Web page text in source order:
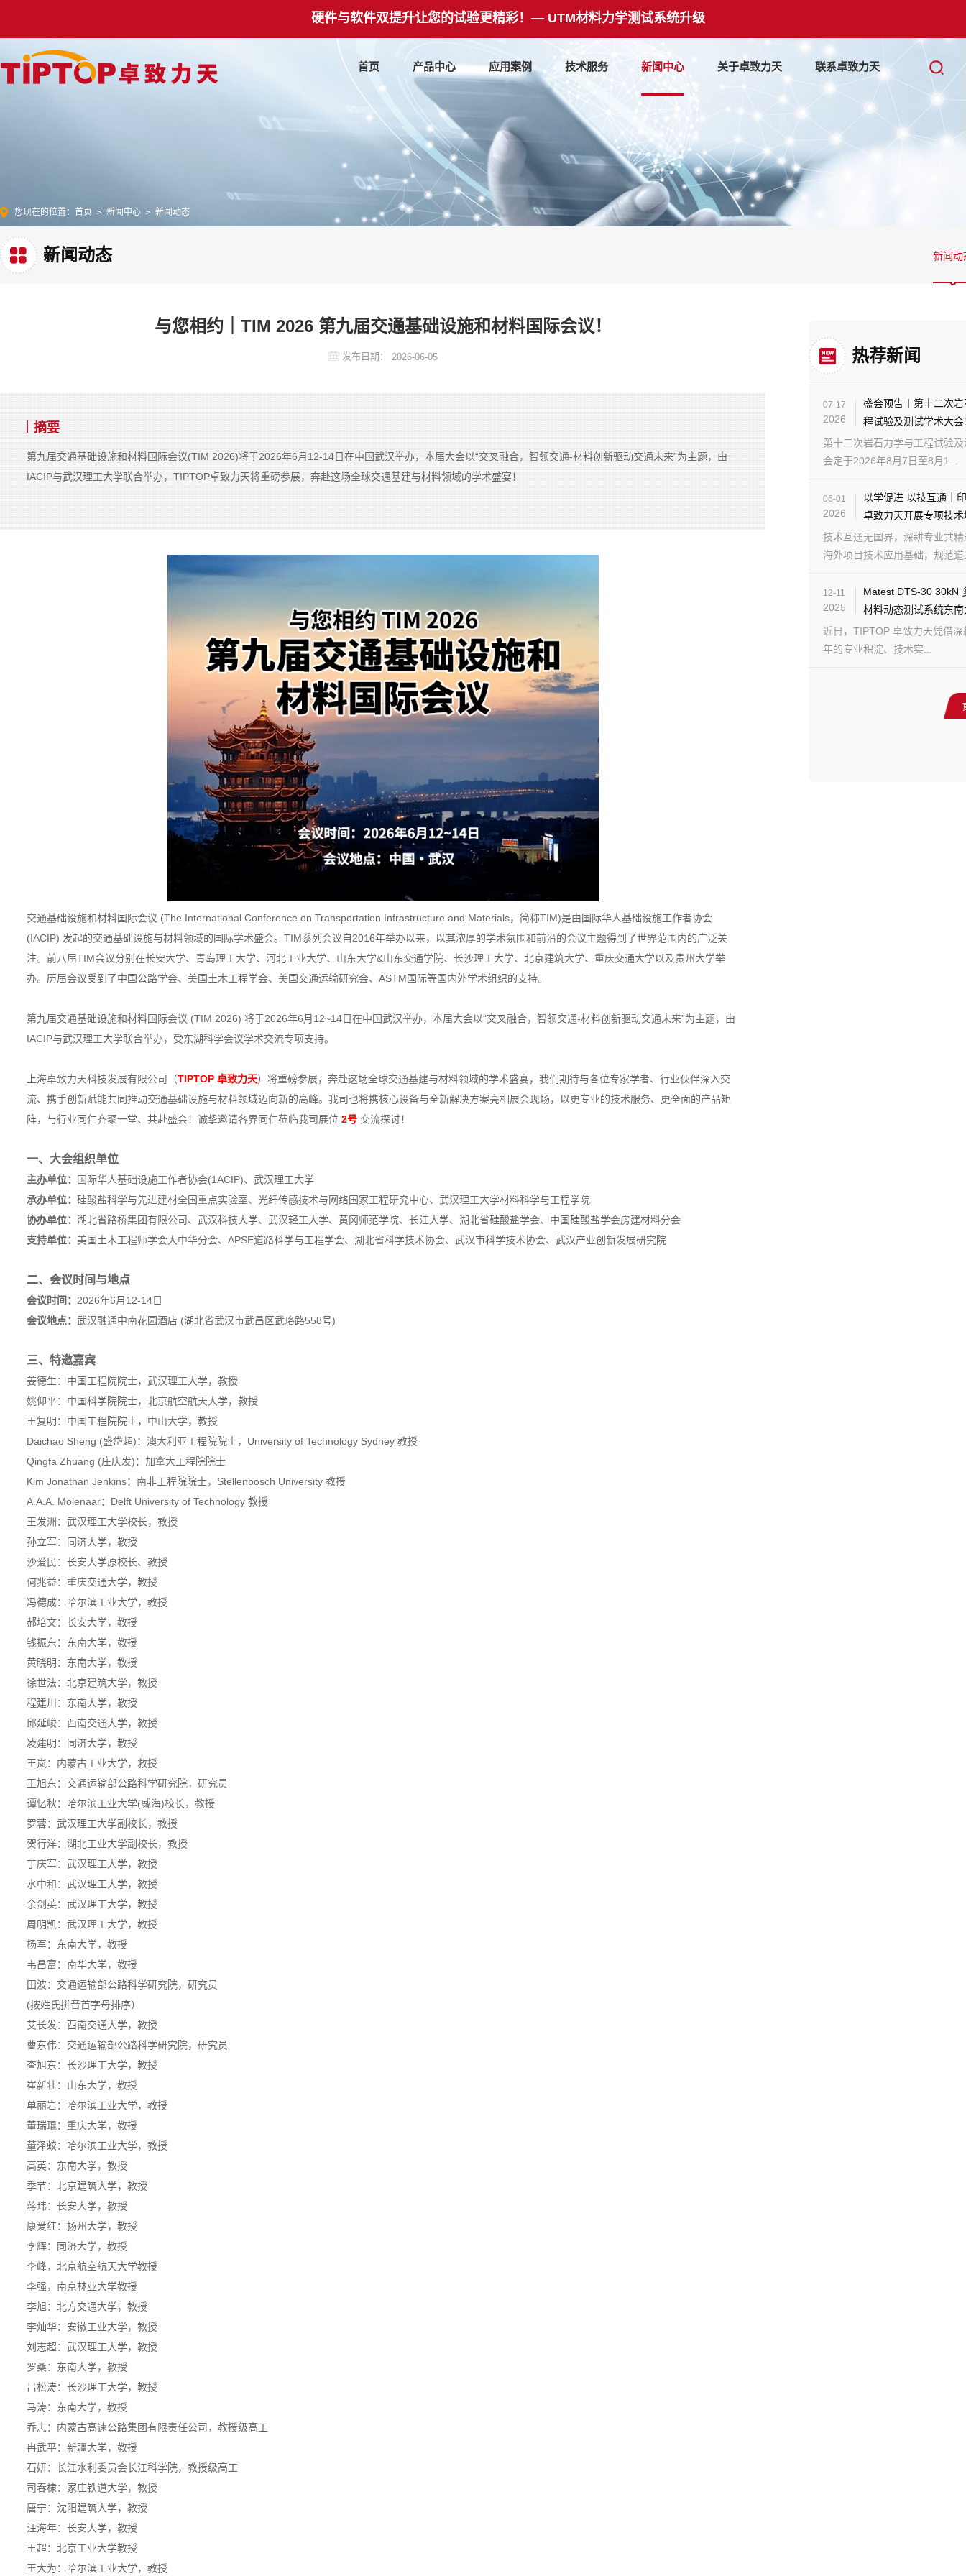
硬件与软件双提升让您的试验更精彩！— UTM材料力学测试系统升级
首页 产品中心 应用案例 技术服务 新闻中心 关于卓致力天 联系卓致力天
您现在的位置： 首页 新闻中心 新闻动态
新闻动态 新闻动
与您相约｜TIM 2026 第九届交通基础设施和材料国际会议！
发布日期： 2026-06-05
摘要
第九届交通基础设施和材料国际会议(TIM 2026)将于2026年6月12-14日在中国武汉举办，本届大会以“交叉融合，智领交通-材料创新驱动交通未来”为主题，由
IACIP与武汉理工大学联合举办，TIPTOP卓致力天将重磅参展，奔赴这场全球交通基建与材料领域的学术盛宴！
交通基础设施和材料国际会议 (The International Conference on Transportation Infrastructure and Materials，简称TIM)是由国际华人基础设施工作者协会
(IACIP) 发起的交通基础设施与材料领域的国际学术盛会。TIM系列会议自2016年举办以来，以其浓厚的学术氛围和前沿的会议主题得到了世界范围内的广泛关
注。前八届TIM会议分别在长安大学、青岛理工大学、河北工业大学、山东大学&山东交通学院、长沙理工大学、北京建筑大学、重庆交通大学以及贵州大学举
办。历届会议受到了中国公路学会、美国土木工程学会、美国交通运输研究会、ASTM国际等国内外学术组织的支持。
第九届交通基础设施和材料国际会议 (TIM 2026) 将于2026年6月12~14日在中国武汉举办，本届大会以“交叉融合，智领交通-材料创新驱动交通未来”为主题，由
IACIP与武汉理工大学联合举办，受东湖科学会议学术交流专项支持。
上海卓致力天科技发展有限公司（TIPTOP 卓致力天）将重磅参展，奔赴这场全球交通基建与材料领域的学术盛宴，我们期待与各位专家学者、行业伙伴深入交
流、携手创新赋能共同推动交通基础设施与材料领域迈向新的高峰。我司也将携核心设备与全新解决方案亮相展会现场，以更专业的技术服务、更全面的产品矩
阵，与行业同仁齐聚一堂、共赴盛会！诚挚邀请各界同仁莅临我司展位 2号 交流探讨！
一、大会组织单位
主办单位：
国际华人基础设施工作者协会(1ACIP)、武汉理工大学
承办单位： 硅酸盐科学与先进建材全国重点实验室、光纤传感技术与网络国家工程研究中心、武汉理工大学材料科学与工程学院
协办单位： 湖北省路桥集团有限公司、武汉科技大学、武汉轻工大学、黄冈师范学院、长江大学、湖北省硅酸盐学会、中国硅酸盐学会房建材料分会
支持单位： 美国土木工程师学会大中华分会、APSE道路科学与工程学会、湖北省科学技术协会、武汉市科学技术协会、武汉产业创新发展研究院
二、会议时间与地点
会议时间： 2026年6月12-14日
会议地点： 武汉融通中南花园酒店 (湖北省武汉市武昌区武珞路558号)
三、特邀嘉宾
姜德生：中国工程院院士，武汉理工大学，教授
姚仰平：中国科学院院士，北京航空航天大学，教授
王复明：中国工程院院士，中山大学，教授
Daichao Sheng (盛岱超)：澳大利亚工程院院士，University of Technology Sydney 教授
Qingfa Zhuang (庄庆发)：加拿大工程院院士
Kim Jonathan Jenkins：南非工程院院士，Stellenbosch University 教授
A.A.A. Molenaar：Delft University of Technology 教授
王发洲：武汉理工大学校长，教授
孙立军：同济大学，教授
沙爱民：长安大学原校长、教授
何兆益：重庆交通大学，教授
冯德成：哈尔滨工业大学，教授
郝培文：长安大学，教授
钱振东：东南大学，教授
黄晓明：东南大学，教授
徐世法：北京建筑大学，教授
程建川：东南大学，教授
邱延峻：西南交通大学，教授
凌建明：同济大学，教授
王岚：内蒙古工业大学，救授
王旭东：交通运输部公路科学研究院，研究员
谭忆秋：哈尔滨工业大学(威海)校长，教授
罗蓉：武汉理工大学副校长，教授
贺行洋：湖北工业大学副校长，教授
丁庆军：武汉理工大学，教授
水中和：武汉理工大学，教授
余剑英：武汉理工大学，教授
周明凯：武汉理工大学，教授
杨军：东南大学，教授
韦昌富：南华大学，教授
田波：交通运输部公路科学研究院，研究员
(按姓氏拼音首字母排序）
艾长发：西南交通大学，教授
曹东伟：交通运输部公路科学研究院，研究员
查旭东：长沙理工大学，教授
崔新壮：山东大学，教授
单丽岩：哈尔滨工业大学，教授
董瑞琨：重庆大学，教授
董泽蛟：哈尔滨工业大学，教授
高英：东南大学，教授
季节：北京建筑大学，教授
蒋玮：长安大学，教授
康爱红：扬州大学，教授
李辉：同济大学，教授
李峰，北京航空航天大学教授
李强，南京林业大学教授
李旭：北方交通大学，教授
李灿华：安徽工业大学，教授
刘志超：武汉理工大学，教授
罗桑：东南大学，教授
吕松涛：长沙理工大学，教授
马涛：东南大学，教授
乔志：内蒙古高速公路集团有限责任公司，教授级高工
冉武平：新疆大学，教授
石妍：长江水利委员会长江科学院，教授级高工
司春棣：家庄铁道大学，教授
唐宁：沈阳建筑大学，教授
汪海年：长安大学，教授
王超：北京工业大学教授
王大为：哈尔滨工业大学，教授
热荐新闻
07-17
2026
盛会预告丨第十二次
程试验及测试学术大会
第十二次岩石力学与工程试验
会定于2026年8月7日至8月1...
06-01
2026
以学促进 以技互通｜
卓致力天开展专项技
技术互通无国界，深耕专业共
海外项目技术应用基础，规范
12-11
2025
Matest DTS-30 30kN
材料动态测试系统东
近日，TIPTOP 卓致力天凭借
年的专业积淀、技术实...